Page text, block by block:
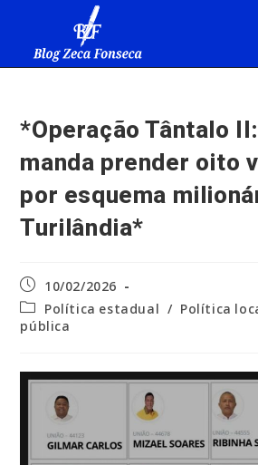
*Operação Tântalo
manda prender oito
por esquema
Turilândia*
Post
publicado:
10/02/2026
Categoria
do
Política estadual / Política
pública